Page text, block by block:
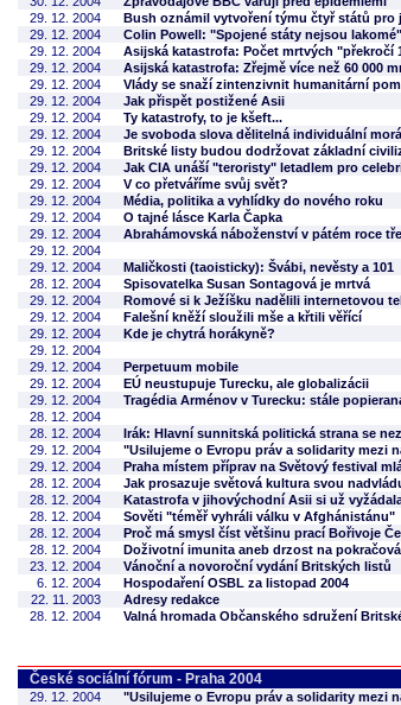
29. 12. 2004
Bush oznámil vytvoření týmu čtyř států pro
29. 12. 2004
Colin Powell: "Spojené státy nejsou lakomé"
29. 12. 2004
Asijská katastrofa: Počet mrtvých "překročí
29. 12. 2004
Asijská katastrofa: Zřejmě více než 60 000
29. 12. 2004
Vlády se snaží zintenzivnit humanitární
29. 12. 2004
Jak přispět postižené Asii
29. 12. 2004
Ty katastrofy, to je kšeft...
29. 12. 2004
Je svoboda slova dělitelná individuální
29. 12. 2004
Britské listy budou dodržovat základní
29. 12. 2004
Jak CIA unáší "teroristy" letadlem pro
29. 12. 2004
V co přetváříme svůj svět?
29. 12. 2004
Média, politika a vyhlídky do nového roku
29. 12. 2004
O tajné lásce Karla Čapka
29. 12. 2004
Abrahámovská náboženství v pátém roce
29. 12. 2004
29. 12. 2004
Maličkosti (taoisticky): Švábi, nevěsty a 101
28. 12. 2004
Spisovatelka Susan Sontagová je mrtvá
29. 12. 2004
Romové si k Ježíšku nadělili internetovou
29. 12. 2004
Falešní kněží sloužili mše a křtili věřící
29. 12. 2004
Kde je chytrá horákyně?
29. 12. 2004
29. 12. 2004
Perpetuum mobile
29. 12. 2004
EÚ neustupuje Turecku, ale globalizácii
29. 12. 2004
Tragédia Arménov v Turecku: stále
28. 12. 2004
28. 12. 2004
Irák: Hlavní sunnitská politická strana se
29. 12. 2004
"Usilujeme o Evropu práv a solidarity mezi
29. 12. 2004
Praha místem příprav na Světový festival
28. 12. 2004
Jak prosazuje světová kultura svou
28. 12. 2004
Katastrofa v jihovýchodní Asii si už
28. 12. 2004
Sověti "téměř vyhráli válku v Afghánistánu"
28. 12. 2004
Proč má smysl číst většinu prací Bořivoje
28. 12. 2004
Doživotní imunita aneb drzost na
23. 12. 2004
Vánoční a novoroční vydání Britských listů
6. 12. 2004
Hospodaření OSBL za listopad 2004
22. 11. 2003
Adresy redakce
28. 12. 2004
Valná hromada Občanského sdružení
České sociální fórum - Praha 2004
29. 12. 2004
"Usilujeme o Evropu práv a solidarity mezi